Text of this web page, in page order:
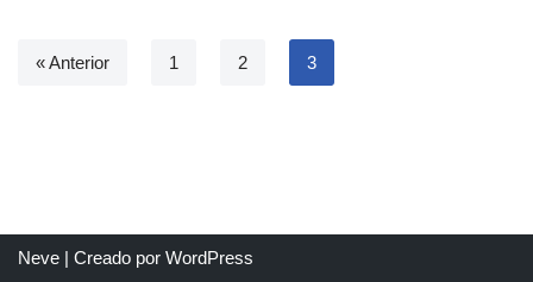
« Anterior 1 2 3
Neve | Creado por WordPress